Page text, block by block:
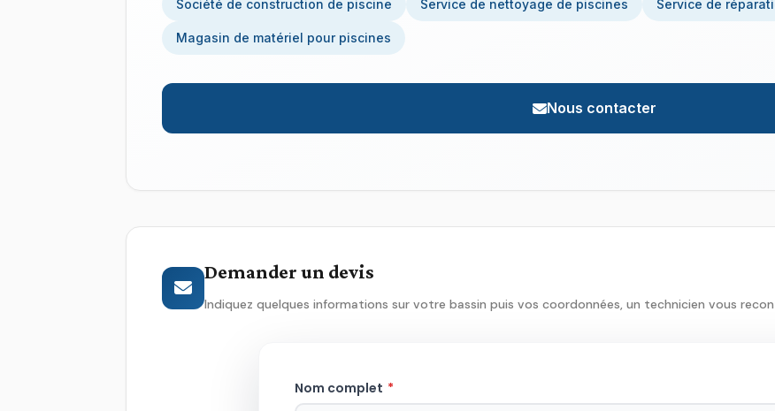
Société de construction de piscine Service de nettoyage de piscines Service de
Magasin de matériel pour piscines
Nous contacter
Demander un devis
Indiquez quelques informations sur votre bassin puis vos coordonnées, un technicien vous
Nom complet *